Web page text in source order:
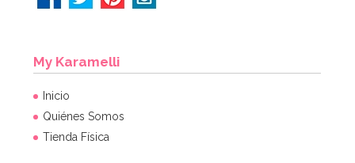
My Karamelli
Inicio
Quiénes Somos
Tienda Física